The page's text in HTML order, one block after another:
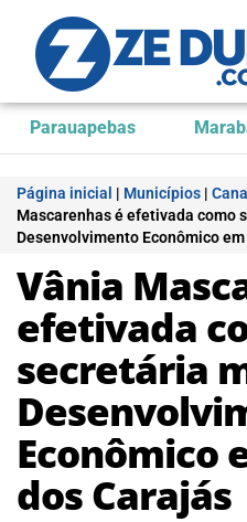
Parauapebas
Página inicial | Municípios |
Mascarenhas é efetivada como
Desenvolvimento Econômico
Vânia
efetivada
secretária
Econômico
dos Carajás